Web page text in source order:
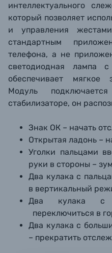
интеллектуального
который позволяет
и управления
стандартным
телефона, а не
светодиодная лампа
обеспечивает мягкое
Модуль
стабилизаторе, он
Знак ОК – начать
Открытая ладонь –
Уголки пальцами
руки в стороны –
Два кулака с
в вертикальный
Два кулака с
переключиться в
Два кулака с
– прекратить